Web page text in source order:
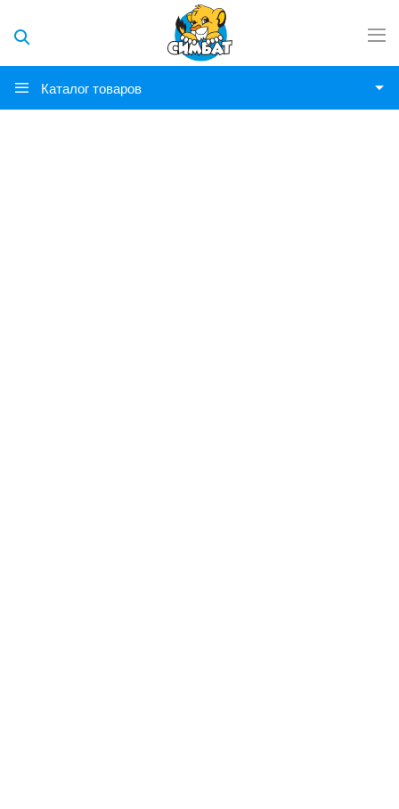
Каталог товаров